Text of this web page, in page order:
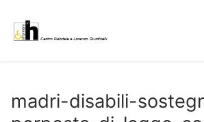
contenuto
madri-disabili-